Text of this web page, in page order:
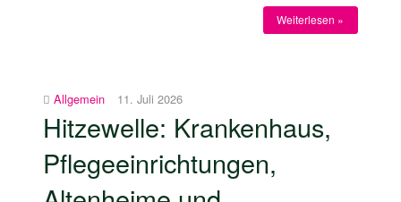
Weiterlesen »
Allgemein 11. Juli 2026
Hitzewelle: Krankenhaus,
Pflegeeinrichtungen,